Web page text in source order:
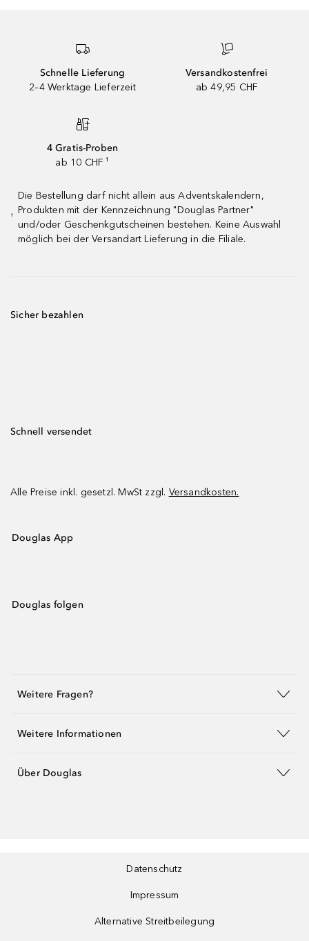
Schnelle Lieferung
2–4 Werktage Lieferzeit
Versandkostenfrei
ab 49,95 CHF
4 Gratis-Proben
ab 10 CHF ¹
¹
Die Bestellung darf nicht allein aus Adventskalendern,
Produkten mit der Kennzeichnung "Douglas Partner"
und/oder Geschenkgutscheinen bestehen. Keine Auswahl
möglich bei der Versandart Lieferung in die Filiale.
Sicher bezahlen
Schnell versendet
Alle Preise inkl. gesetzl. MwSt zzgl. Versandkosten.
Douglas App
Douglas folgen
Weitere Fragen?
Weitere Informationen
Über Douglas
Datenschutz
Impressum
Alternative Streitbeilegung